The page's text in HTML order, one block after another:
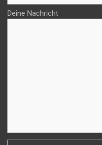
Deine Nachricht